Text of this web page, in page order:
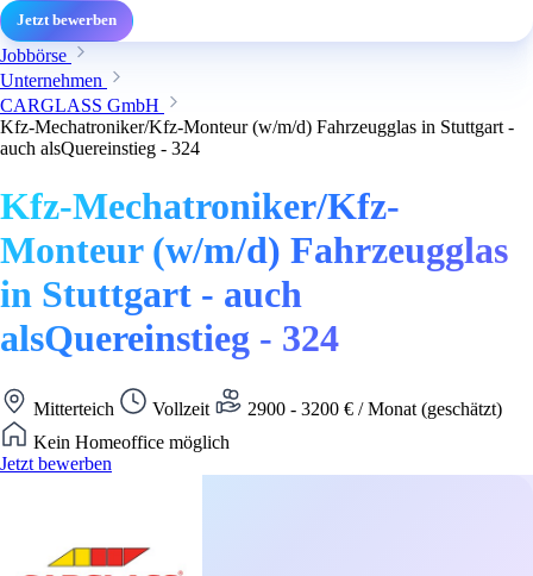
Jetzt bewerben
Jobbörse
Unternehmen
CARGLASS GmbH
Kfz-Mechatroniker/Kfz-Monteur (w/m/d) Fahrzeugglas in Stuttgart -
auch alsQuereinstieg - 324
Kfz-Mechatroniker/Kfz-
Monteur (w/m/d) Fahrzeugglas
in Stuttgart - auch
alsQuereinstieg - 324
Mitterteich Vollzeit
2900 - 3200 € / Monat (geschätzt)
Kein Homeoffice möglich
Jetzt bewerben